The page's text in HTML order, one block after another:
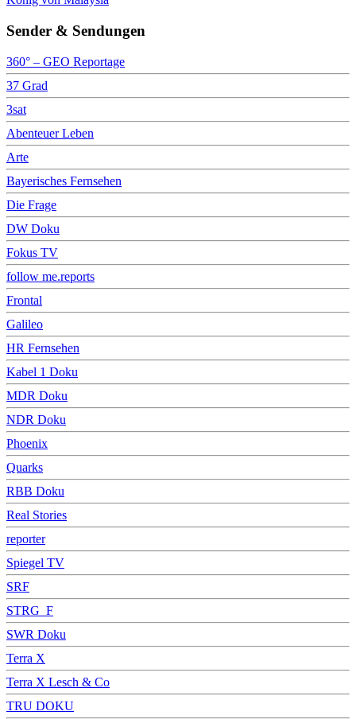
Sender & Sendungen
360° – GEO Reportage
37 Grad
3sat
Abenteuer Leben
Arte
Bayerisches Fernsehen
Die Frage
DW Doku
Fokus TV
follow me.reports
Frontal
Galileo
HR Fernsehen
Kabel 1 Doku
MDR Doku
NDR Doku
Phoenix
Quarks
RBB Doku
Real Stories
reporter
Spiegel TV
SRF
STRG_F
SWR Doku
Terra X
Terra X Lesch & Co
TRU DOKU